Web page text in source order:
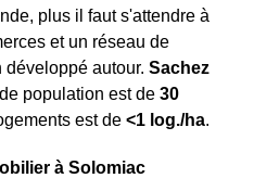
plus il faut s'attendre à
et un réseau de
développé autour. Sachez
population est de 30
est de <1 log./ha.
à Solomiac